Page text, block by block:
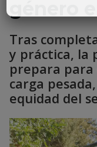
Tras
y práctica, la
prepara para
carga
equidad del